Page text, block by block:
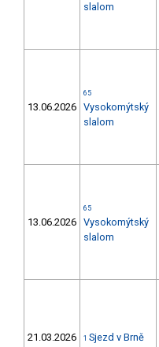
slalom
13.06.2026
65
Vysokomýtský
slalom
13.06.2026
65
Vysokomýtský
slalom
21.03.2026 1 Sjezd v Brně